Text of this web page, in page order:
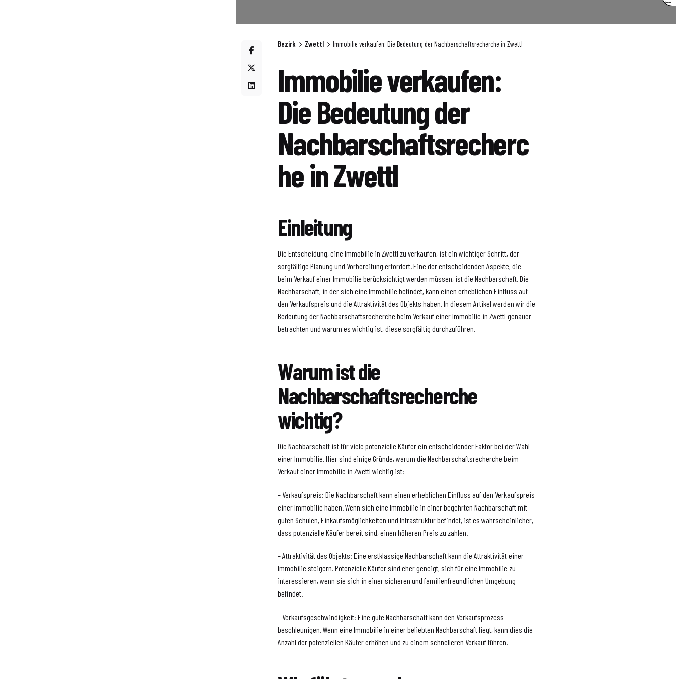
Bezirk Zwettl Immobilie verkaufen: Die Bedeutung der Nachbarschaftsrecherche in Zwettl
Immobilie verkaufen:
Die Bedeutung der
Nachbarschaftsrecherc
he in Zwettl
Einleitung
Die Entscheidung, eine Immobilie in Zwettl zu verkaufen, ist ein wichtiger Schritt, der
sorgfältige Planung und Vorbereitung erfordert. Eine der entscheidenden Aspekte, die
beim Verkauf einer Immobilie berücksichtigt werden müssen, ist die Nachbarschaft. Die
Nachbarschaft, in der sich eine Immobilie befindet, kann einen erheblichen Einfluss auf
den Verkaufspreis und die Attraktivität des Objekts haben. In diesem Artikel werden wir die
Bedeutung der Nachbarschaftsrecherche beim Verkauf einer Immobilie in Zwettl genauer
betrachten und warum es wichtig ist, diese sorgfältig durchzuführen.
Warum ist die
Nachbarschaftsrecherche
wichtig?
Die Nachbarschaft ist für viele potenzielle Käufer ein entscheidender Faktor bei der Wahl
einer Immobilie. Hier sind einige Gründe, warum die Nachbarschaftsrecherche beim
Verkauf einer Immobilie in Zwettl wichtig ist:
– Verkaufspreis: Die Nachbarschaft kann einen erheblichen Einfluss auf den Verkaufspreis
einer Immobilie haben. Wenn sich eine Immobilie in einer begehrten Nachbarschaft mit
guten Schulen, Einkaufsmöglichkeiten und Infrastruktur befindet, ist es wahrscheinlicher,
dass potenzielle Käufer bereit sind, einen höheren Preis zu zahlen.
– Attraktivität des Objekts: Eine erstklassige Nachbarschaft kann die Attraktivität einer
Immobilie steigern. Potenzielle Käufer sind eher geneigt, sich für eine Immobilie zu
interessieren, wenn sie sich in einer sicheren und familienfreundlichen Umgebung
befindet.
– Verkaufsgeschwindigkeit: Eine gute Nachbarschaft kann den Verkaufsprozess
beschleunigen. Wenn eine Immobilie in einer beliebten Nachbarschaft liegt, kann dies die
Anzahl der potenziellen Käufer erhöhen und zu einem schnelleren Verkauf führen.